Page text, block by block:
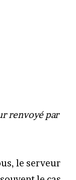
renvoyé par
le serveur